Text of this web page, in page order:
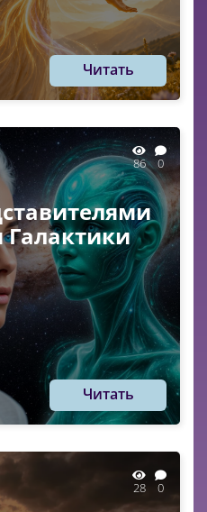
Читать
86 0
Читать
28 0